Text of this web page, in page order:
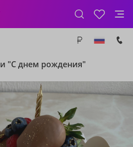
"С днем рождения"